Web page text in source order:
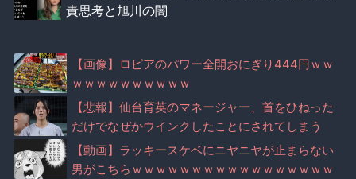
責思考と旭川の闇
【画像】ロピアのパワー全開おにぎり444円ｗｗ
ｗｗｗｗｗｗｗｗｗｗ
【悲報】仙台育英のマネージャー、首をひねった
だけでなぜかウインクしたことにされてしまう
【動画】ラッキースケベにニヤニヤが止まらない
男がこちらｗｗｗｗｗｗｗｗｗｗｗｗｗｗｗｗｗ